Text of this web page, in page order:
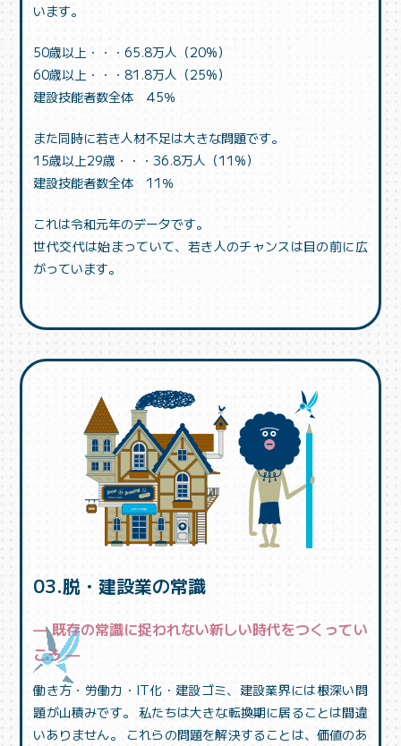
います。
50歳以上・・・65.8万人（20%）
60歳以上・・・81.8万人（25%）
建設技能者数全体 45％
また同時に若き人材不足は大きな問題です。
15歳以上29歳・・・36.8万人（11%）
建設技能者数全体 11％
これは令和元年のデータです。
世代交代は始まっていて、若き人のチャンスは目の前に広
がっています。
03.脱・建設業の常識
— 既存の常識に捉われない新しい時代をつくってい
こう —
働き方・労働力・IT化・建設ゴミ、建設業界には根深い問
題が山積みです。 私たちは大きな転換期に居ることは間違
いありません。 これらの問題を解決することは、価値のあ